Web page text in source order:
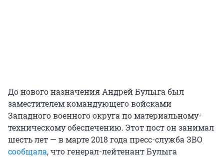
До нового назначения Андрей Булыга был
заместителем командующего войсками
Западного военного округа по материальному-
техническому обеспечению. Этот пост он занимал
шесть лет — в марте 2018 года пресс-служба ЗВО
сообщала, что генерал-лейтенант Булыга